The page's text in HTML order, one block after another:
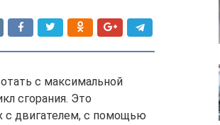
с максимальной
сгорания. Это
с двигателем, с помощью